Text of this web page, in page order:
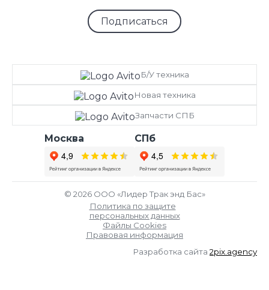
Подписаться
Б/У техника
Новая техника
Запчасти СПБ
Москва СПб
© 2026 ООО «Лидер Трак энд Бас»
Политика по защите
персональных данных
Файлы Cookies
Правовая информация
Разработка сайта 2pix.agency